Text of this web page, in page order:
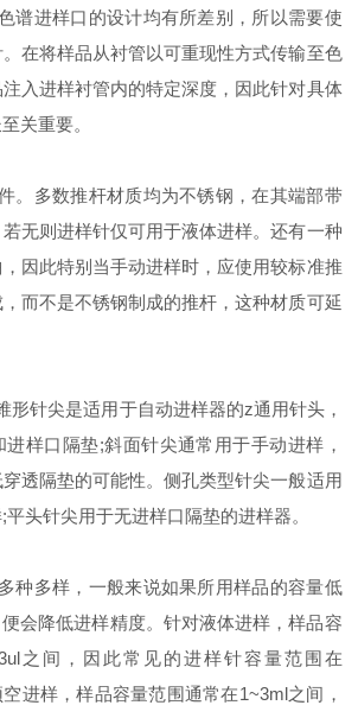
进样口的设计均有所差别，所以需要使
在将样品从衬管以可重现性方式传输至色
入进样衬管内的特定深度，因此针对具体
关重要。
多数推杆材质均为不锈钢，在其端部带
无则进样针仅可用于液体进样。还有一种
因此特别当手动进样时，应使用较标准推
而不是不锈钢制成的推杆，这种材质可延
针尖是适用于自动进样器的z通用针头，
样口隔垫;斜面针尖通常用于手动进样，
透隔垫的可能性。侧孔类型针尖一般适用
头针尖用于无进样口隔垫的进样器。
多样，一般来说如果所用样品的容量低
会降低进样精度。针对液体进样，样品容
之间，因此常见的进样针容量范围在
进样，样品容量范围通常在1~3ml之间，